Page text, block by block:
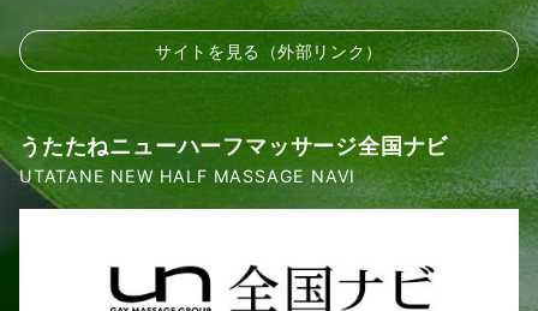
サイトを見る（外部リンク）
うたたねニューハーフマッサージ全国ナビ
UTATANE NEW HALF MASSAGE NAVI